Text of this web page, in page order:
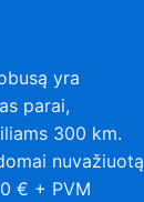
yra
parai,
300 km.
nuvažiuotą
€ + PVM